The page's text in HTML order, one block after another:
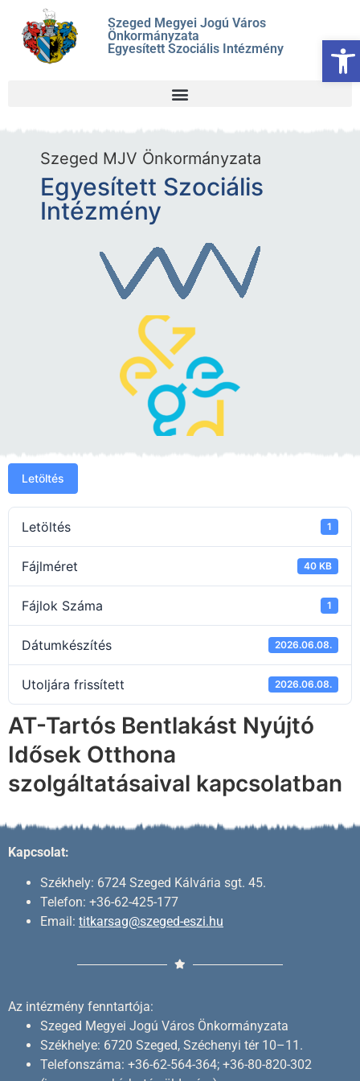
Szeged Megyei Jogú Város
Önkormányzata
Egyesített Szociális Intézmény
Szeged MJV Önkormányzata
Egyesített Szociális
Intézmény
Letöltés
Letöltés 1
Fájlméret 40 KB
Fájlok Száma 1
Dátumkészítés 2026.06.08.
Utoljára frissített 2026.06.08.
AT-Tartós Bentlakást Nyújtó
Idősek Otthona
szolgáltatásaival kapcsolatban
Kapcsolat:
Székhely: 6724 Szeged Kálvária sgt. 45.
Telefon: +36-62-425-177
Email: titkarsag@szeged-eszi.hu
Az intézmény fenntartója:
Szeged Megyei Jogú Város Önkormányzata
Székhelye: 6720 Szeged, Széchenyi tér 10–11.
Telefonszáma: +36-62-564-364; +36-80-820-302